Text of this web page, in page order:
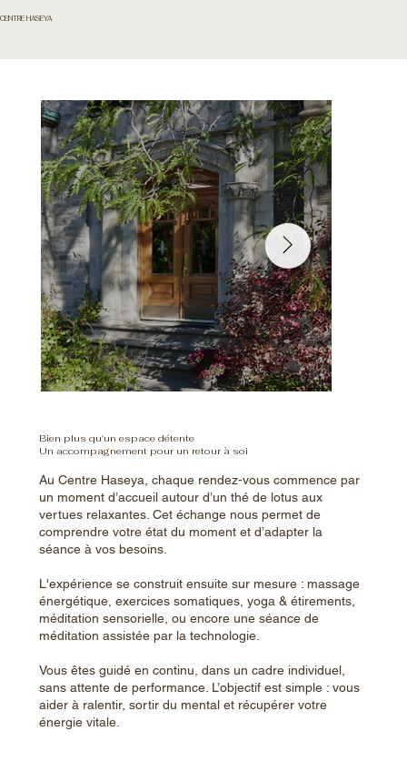
CENTRE HASEYA
Bien plus qu'un espace détente
Un accompagnement pour un retour à soi
Au Centre Haseya, chaque rendez-vous commence par
un moment d’accueil autour d’un thé de lotus aux
vertues relaxantes. Cet échange nous permet de
comprendre votre état du moment et d’adapter la
séance à vos besoins.
L'expérience se construit ensuite sur mesure : massage
énergétique, exercices somatiques, yoga & étirements,
méditation sensorielle, ou encore une séance de
méditation assistée par la technologie.
Vous êtes guidé en continu, dans un cadre individuel,
sans attente de performance. L’objectif est simple : vous
aider à ralentir, sortir du mental et récupérer votre
énergie vitale.